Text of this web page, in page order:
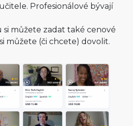
Profesionálové bývají
si můžete zadat také cenové
můžete (či chcete) dovolit.